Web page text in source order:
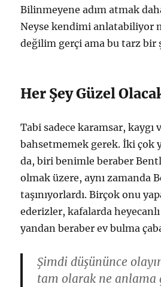
Bilinmeyene adım atmak
Neyse kendimi anlatabiliyor
değilim gerçi ama bu tarz bir
Her Şey Güzel
Tabi sadece karamsar, kaygı
bahsetmemek gerek. İki çok
da, biri benimle beraber
olmak üzere, aynı zamanda
taşınıyorlardı. Birçok onu
ederizler, kafalarda
yandan beraber ev bulma
Şimdi düşününce
tam olarak ne anlama